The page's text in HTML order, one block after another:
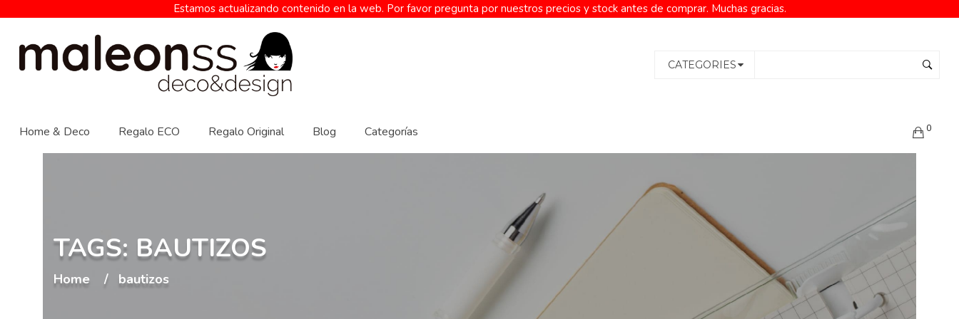
Estamos actualizando contenido en la web. Por favor pregunta por nuestros precios y stock antes de comprar. Muchas gracias.
CATEGORIES
Home & Deco Regalo ECO Regalo Original Blog Categorías 0
TAGS: BAUTIZOS
Home bautizos